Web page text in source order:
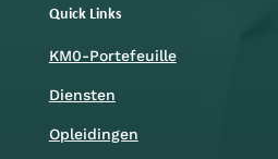
Quick Links
KM0-Portefeuille
Diensten
Opleidingen